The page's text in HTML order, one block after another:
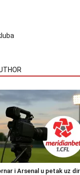
i Arsenal u petak uz